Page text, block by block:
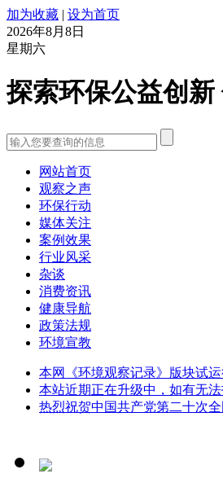
加为收藏 | 设为首页
2026年8月8日
星期六
探索环保公益创
网站首页
观察之声
环保行动
媒体关注
案例效果
行业风采
杂谈
消费资讯
健康导航
政策法规
环境宣教
本网《环境观察记录》版块试
本站近期正在升级中，如有无
热烈祝贺中国共产党第二十次